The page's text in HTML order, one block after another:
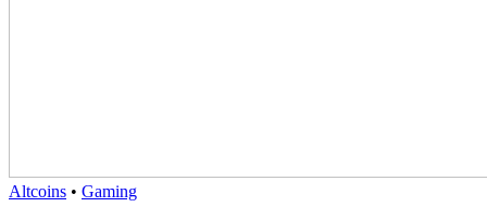
Altcoins • Gaming